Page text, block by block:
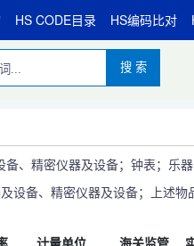
HS CODE目录 HS编码比对
搜 索
、精密仪器及设备；钟表；乐
设备、精密仪器及设备；上述物
计量单位 海关监管